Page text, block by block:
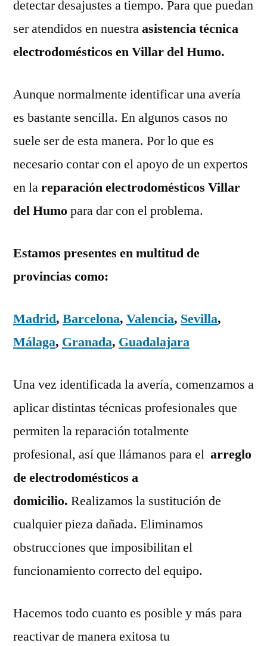
detectar desajustes a tiempo. Para que puedan
ser atendidos en nuestraasistencia técnica
electrodomésticos en Villar del Humo.
Aunque normalmente identificar una avería
es bastante sencilla. En algunos casos no
suele ser de esta manera. Por lo que es
necesario contar con el apoyo de un expertos
en lareparación electrodomésticos Villar
del Humopara dar con el problema.
Estamos presentes en multitud de
provincias como:
Madrid, Barcelona, Valencia, Sevilla,
Málaga, Granada, Guadalajara
Una vez identificada la avería, comenzamos a
aplicar distintas técnicas profesionales que
permiten la reparación totalmente
profesional, así que llámanos para el arreglo
de electrodomésticos a
domicilio. Realizamos la sustitución de
cualquier pieza dañada. Eliminamos
obstrucciones que imposibilitan el
funcionamiento correcto del equipo.
Hacemos todo cuanto es posible y más para
reactivar de manera exitosa tu